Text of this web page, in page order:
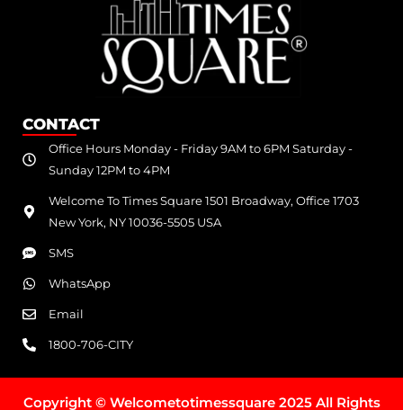
CONTACT
Office Hours Monday - Friday 9AM to 6PM Saturday -
Sunday 12PM to 4PM
Welcome To Times Square 1501 Broadway, Office 1703
New York, NY 10036-5505 USA
SMS
WhatsApp
Email
1800-706-CITY
Copyright © Welcometotimessquare 2025 All Rights